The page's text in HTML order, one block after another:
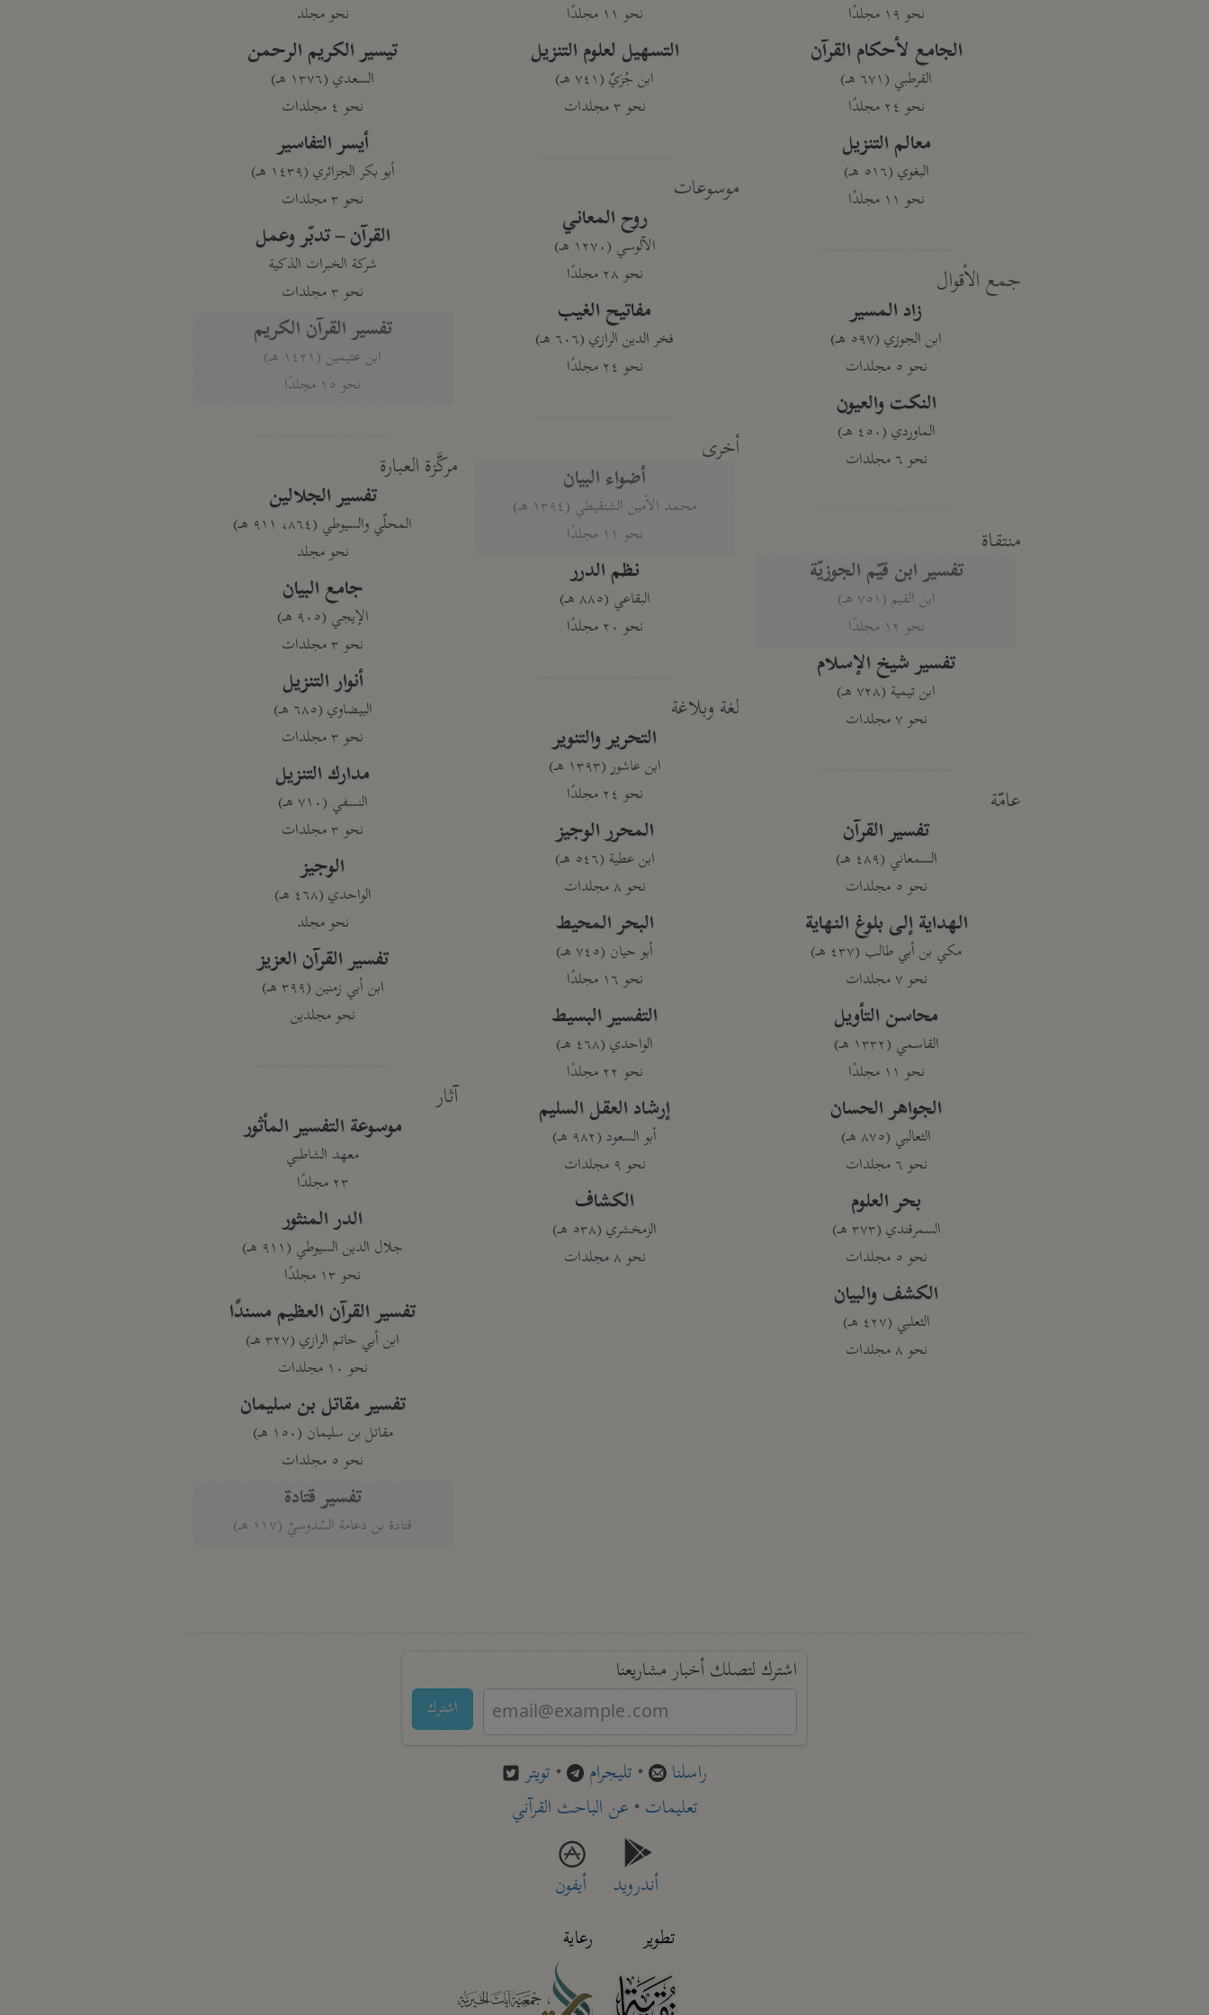
نحو ١٩ مجلدًا
الجامع لأحكام القرآن
القرطبي (٦٧١ هـ)
نحو ٢٤ مجلدًا
معالم التنزيل
البغوي (٥١٦ هـ)
نحو ١١ مجلدًا
جمع الأقوال
زاد المسير
ابن الجوزي (٥٩٧ هـ)
نحو ٥ مجلدات
النكت والعيون
الماوردي (٤٥٠ هـ)
نحو ٦ مجلدات
منتقاة
تفسير ابن قيّم الجوزيّة
ابن القيم (٧٥١ هـ)
نحو ١٢ مجلدًا
تفسير شيخ الإسلام
ابن تيمية (٧٢٨ هـ)
نحو ٧ مجلدات
عامّة
تفسير القرآن
السمعاني (٤٨٩ هـ)
نحو ٥ مجلدات
الهداية إلى بلوغ النهاية
مكي بن أبي طالب (٤٣٧ هـ)
نحو ٧ مجلدات
محاسن التأويل
القاسمي (١٣٣٢ هـ)
نحو ١١ مجلدًا
الجواهر الحسان
الثعالبي (٨٧٥ هـ)
نحو ٦ مجلدات
بحر العلوم
السمرقندي (٣٧٣ هـ)
نحو ٥ مجلدات
الكشف والبيان
الثعلبي (٤٢٧ هـ)
نحو ٨ مجلدات
نحو ١١ مجلدًا
التسهيل لعلوم التنزيل
ابن جُزَيّ (٧٤١ هـ)
نحو ٣ مجلدات
موسوعات
روح المعاني
الآلوسي (١٢٧٠ هـ)
نحو ٢٨ مجلدًا
مفاتيح الغيب
فخر الدين الرازي (٦٠٦ هـ)
نحو ٢٤ مجلدًا
أخرى
أضواء البيان
محمد الأمين الشنقيطي (١٣٩٤ هـ)
نحو ١١ مجلدًا
نظم الدرر
البقاعي (٨٨٥ هـ)
نحو ٢٠ مجلدًا
لغة وبلاغة
التحرير والتنوير
ابن عاشور (١٣٩٣ هـ)
نحو ٢٤ مجلدًا
المحرر الوجيز
ابن عطية (٥٤٦ هـ)
نحو ٨ مجلدات
البحر المحيط
أبو حيان (٧٤٥ هـ)
نحو ١٦ مجلدًا
التفسير البسيط
الواحدي (٤٦٨ هـ)
نحو ٢٢ مجلدًا
إرشاد العقل السليم
أبو السعود (٩٨٢ هـ)
نحو ٩ مجلدات
الكشاف
الزمخشري (٥٣٨ هـ)
نحو ٨ مجلدات
نحو مجلد
تيسير الكريم الرحمن
السعدي (١٣٧٦ هـ)
نحو ٤ مجلدات
أيسر التفاسير
أبو بكر الجزائري (١٤٣٩ هـ)
نحو ٣ مجلدات
القرآن – تدبّر وعمل
شركة الخبرات الذكية
نحو ٣ مجلدات
تفسير القرآن الكريم
ابن عثيمين (١٤٢١ هـ)
نحو ١٥ مجلدًا
مركَّزة العبارة
تفسير الجلالين
المحلّي والسيوطي (٨٦٤، ٩١١ هـ)
نحو مجلد
جامع البيان
الإيجي (٩٠٥ هـ)
نحو ٣ مجلدات
أنوار التنزيل
البيضاوي (٦٨٥ هـ)
نحو ٣ مجلدات
مدارك التنزيل
النسفي (٧١٠ هـ)
نحو ٣ مجلدات
الوجيز
الواحدي (٤٦٨ هـ)
نحو مجلد
تفسير القرآن العزيز
ابن أبي زمنين (٣٩٩ هـ)
نحو مجلدين
آثار
موسوعة التفسير المأثور
معهد الشاطبي
٢٣ مجلدًا
الدر المنثور
جلال الدين السيوطي (٩١١ هـ)
نحو ١٣ مجلدًا
تفسير القرآن العظيم مسندًا
ابن أبي حاتم الرازي (٣٢٧ هـ)
نحو ١٠ مجلدات
تفسير مقاتل بن سليمان
مقاتل بن سليمان (١٥٠ هـ)
نحو ٥ مجلدات
تفسير قتادة
قتادة بن دعامة السّدوسيّ (١١٧ هـ)
اشترك لتصلك أخبار مشاريعنا
اشترك
راسلنا • تليجرام • تويتر
تعليمات• عن الباحث القرآني
أندرويد
أيفون
تطوير
رعاية